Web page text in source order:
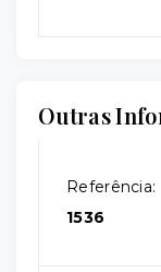
Outras
Referência:
1536